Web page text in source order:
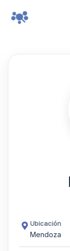
Ubicación
Mendoza